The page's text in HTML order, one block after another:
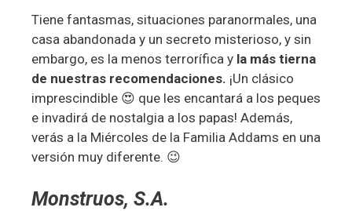
Tiene fantasmas, situaciones paranormales, una
casa abandonada y un secreto misterioso, y sin
embargo, es la menos terrorífica y la más tierna
de nuestras recomendaciones. ¡Un clásico
imprescindible 😍 que les encantará a los peques
e invadirá de nostalgia a los papas! Además,
verás a la Miércoles de la Familia Addams en una
versión muy diferente. 😉
Monstruos, S.A.